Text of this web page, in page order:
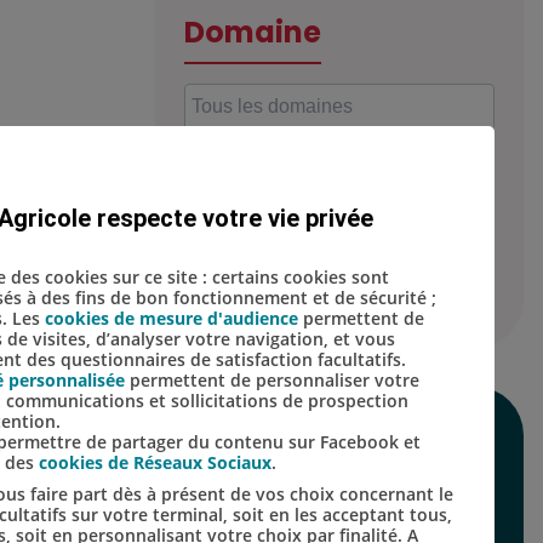
Domaine
Localisation
SUIVEZ-NOUS SUR
LES RÉSEAUX
SOCIAUX
respecte votre vie privée
des cookies sur ce site : certains cookies sont
à des fins de bon fonctionnement et de sécurité ;
Les cookies de mesure d'audience permettent de
visites, d’analyser votre navigation, et vous
des questionnaires de satisfaction facultatifs.
personnalisée permettent de personnaliser votre
communications et sollicitations de prospection
de partager du contenu sur Facebook et
cookies de Réseaux Sociaux.
faire part dès à présent de vos choix concernant le
sur votre terminal, soit en les acceptant tous,
soit en personnalisant votre choix par finalité. A